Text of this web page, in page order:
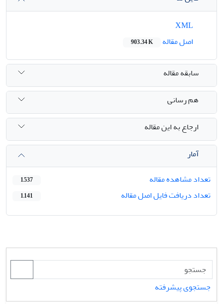
اصل مقاله
903.34 K
سابقه مقاله
هم رسانی
ارجاع به این مقاله
آمار
تعداد مشاهده مقاله
1,537
تعداد دریافت فایل اصل مقاله 1,141
جستجوی پیشرفته